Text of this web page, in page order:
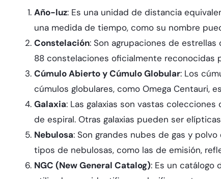
Año-luz: Es una unidad de distancia
una medida de tiempo, como su nombre
Constelación: Son agrupaciones de
88 constelaciones oficialmente reconocidas
Cúmulo Abierto y Cúmulo Globular: Los
cúmulos globulares, como Omega Centauri,
Galaxia: Las galaxias son vastas
de espiral. Otras galaxias pueden ser
Nebulosa: Son grandes nubes de gas y
tipos de nebulosas, como las de emisión,
NGC (New General Catalog): Es un catálogo